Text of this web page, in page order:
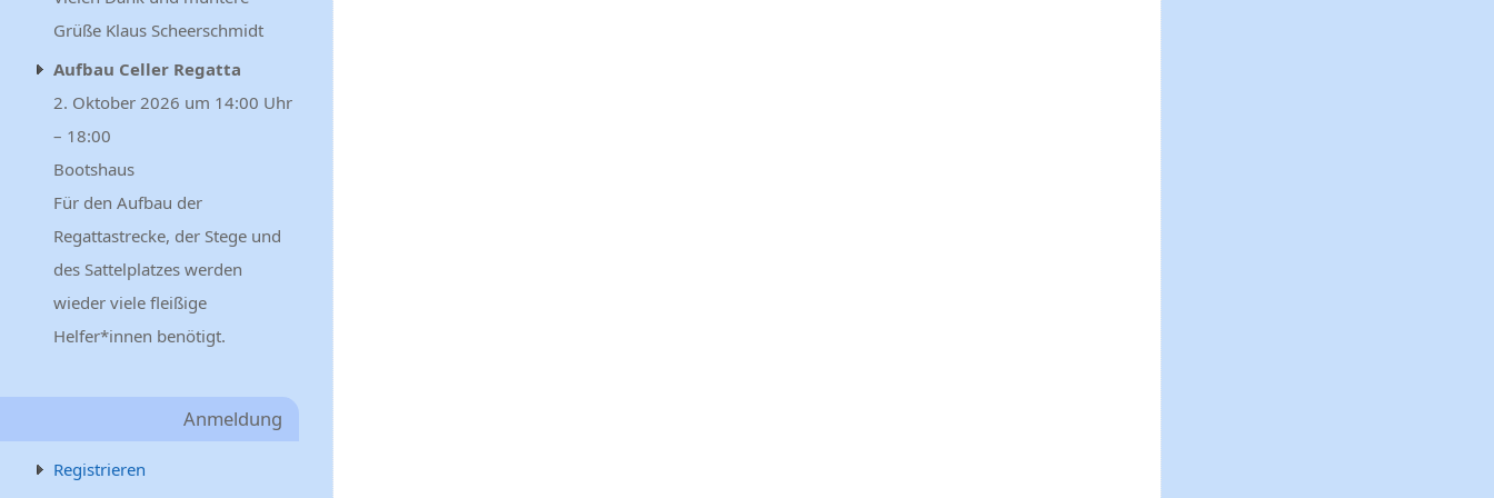
Grüße Klaus Scheerschmidt
Aufbau Celler Regatta
2. Oktober 2026 um 14:00 Uhr
– 18:00
Bootshaus
Für den Aufbau der
Regattastrecke, der Stege und
des Sattelplatzes werden
wieder viele fleißige
Helfer*innen benötigt.
Anmeldung
Registrieren